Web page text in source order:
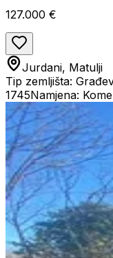
127.000 €
Jurdani, Matulji
Tip zemljišta:
1745Namjena: